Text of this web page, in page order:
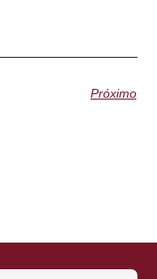
Próximo